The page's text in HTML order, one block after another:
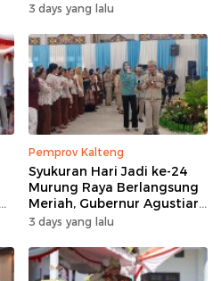
AWPI
3 days yang lalu
Pemprov Kalteng
Syukuran Hari Jadi ke-24
Murung Raya Berlangsung
Meriah, Gubernur Agustiar
Sabran Hibur Masyarakat
3 days yang lalu